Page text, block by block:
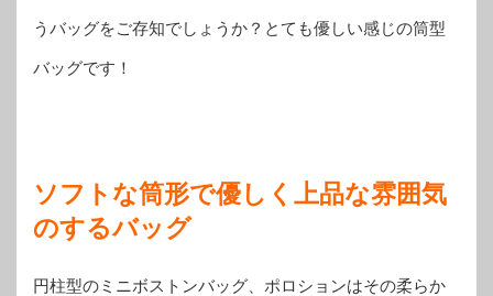
うバッグをご存知でしょうか？とても優しい感じの筒型
バッグです！
ソフトな筒形で優しく上品な雰囲気
のするバッグ
円柱型のミニボストンバッグ、ポロションはその柔らか